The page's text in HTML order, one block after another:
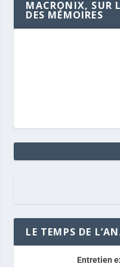
MACRONIX, SUR
DES MÉMOIRES
LE TEMPS DE
Entretien